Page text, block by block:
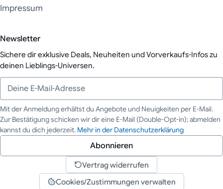
Impressum
Newsletter
Sichere dir exklusive Deals, Neuheiten und Vorverkaufs-Infos zu
deinen Lieblings-Universen.
Deine E-Mail-Adresse
Mit der Anmeldung erhältst du Angebote und Neuigkeiten per E-Mail.
Zur Bestätigung schicken wir dir eine E-Mail (Double-Opt-in); abmelden
kannst du dich jederzeit. Mehr in der Datenschutzerklärung
Abonnieren
Vertrag widerrufen
Cookies/Zustimmungen verwalten